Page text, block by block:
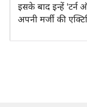
इसके बाद इन्हें
अपनी मर्जी की